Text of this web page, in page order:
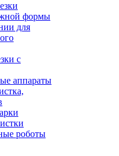
формы
для
с
аппараты
роботы